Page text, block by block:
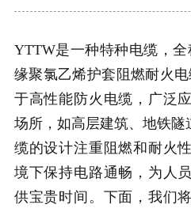
YTTW是一种特种电缆，
缘聚氯乙烯护套阻燃耐火
于高性能防火电缆，广泛
场所，如高层建筑、地铁
缆的设计注重阻燃和耐火
境下保持电路通畅，为人
供宝贵时间。下面，我们